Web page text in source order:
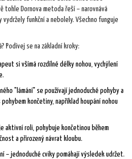
tohle Dornova metoda řeší – narovnává
vydržely funkční a nebolely. Všechno funguje
Podívej se na základní kroky:
si všímá rozdílné délky nohou, vychýlení
"lámání" se používají jednoduché pohyby a
končetiny, například houpání nohou
aktivní roli, pohybuje končetinou během
a přirozený návrat kloubu.
– jednoduché cviky pomáhají výsledek udržet.